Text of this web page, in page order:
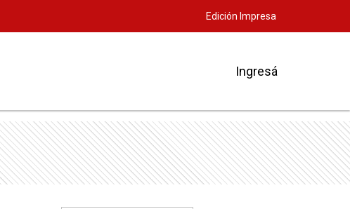
Edición Impresa
Ingresá